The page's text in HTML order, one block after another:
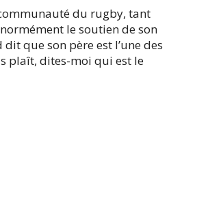
du rugby, tant
le soutien de son
que son père est l’une des
plaît, dites-moi qui est le